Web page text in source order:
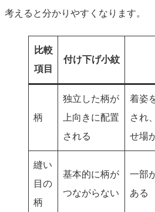
考えると分かりやすくなります。
比較
項目
付け下げ小紋
柄
独立した柄が
上向きに配置
される
着姿
され
せ場
縫い
目の
柄
基本的に柄が
つながらない
一部
ある